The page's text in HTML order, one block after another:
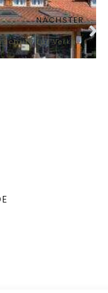
NÄCHSTER
Wetterschutz für Verkaufswagen